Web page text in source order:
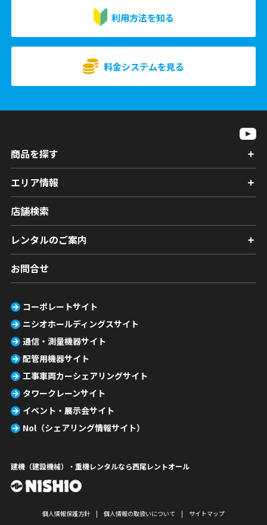
利用方法を知る
料金システムを見る
商品を探す
エリア情報
店舗検索
レンタルのご案内
お問合せ
コーポレートサイト
ニシオホールディングスサイト
通信・測量機器サイト
配管用機器サイト
工事車両カーシェアリングサイト
タワークレーンサイト
イベント・展示会サイト
Nol（シェアリング情報サイト）
建機（建設機械）・重機レンタルなら西尾レントオール
個人情報保護方針 個人情報の取扱いについて サイトマップ